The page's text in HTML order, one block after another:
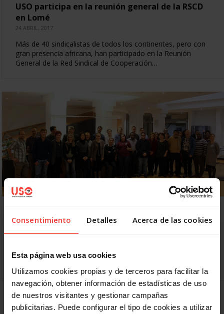
Consentimiento Detalles Acerca de las cookies
Esta página web usa cookies
Utilizamos cookies propias y de terceros para facilitar la
navegación, obtener información de estadísticas de uso
de nuestros visitantes y gestionar campañas
publicitarias. Puede configurar el tipo de cookies a utilizar
USO participa en la reunión general de la RSCD
en Lomé
24 ABRIL, 2017
Más de 40 sindicalistas de todos los continentes, pero con
gran presencia africana, han participado en la Reunión
General de la Red Sindical de Cooperación…
Coordinación de la Red de Cooperación Sindical
de la CSI
al desarrollo en el marco de la CSI Se ha celebrado la
2 Siguiente